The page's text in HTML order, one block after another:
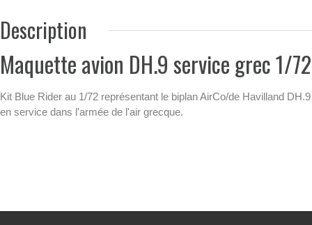
Description
Maquette avion DH.9 service grec 1/72
Kit Blue Rider au 1/72 représentant le biplan AirCo/de Havilland DH.9
en service dans l'armée de l'air grecque.